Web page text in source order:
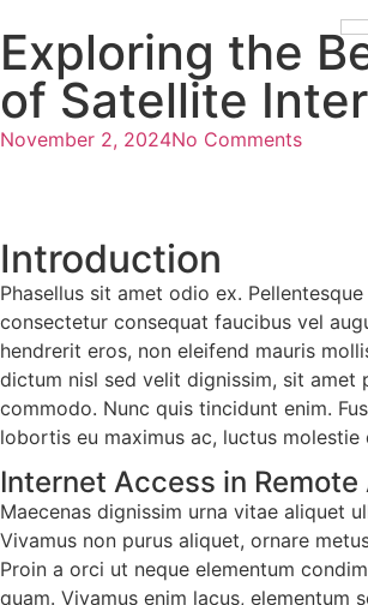
Exploring the
of Satellite
November 2, 2024No Comments
Introduction
Phasellus sit amet odio ex.
consectetur consequat faucibus vel
hendrerit eros, non eleifend mauris
dictum nisl sed velit dignissim, sit
commodo. Nunc quis tincidunt enim.
lobortis eu maximus ac, luctus molestie
Internet Access in Remote
Maecenas dignissim urna vitae aliquet
Vivamus non purus aliquet, ornare
Proin a orci ut neque elementum
quam. Vivamus enim lacus, elementum